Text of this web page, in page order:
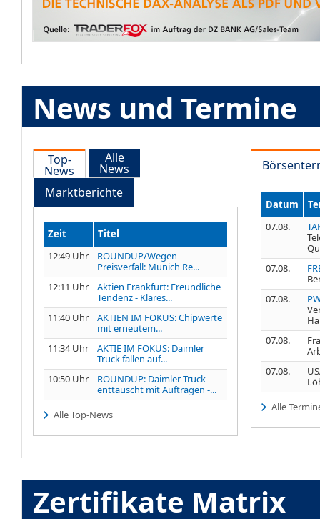
News und Termine
Top-
News
Alle
News
Marktberichte
Zeit
Titel
12:49 Uhr
ROUNDUP/Wegen
Preisverfall: Munich Re...
12:11 Uhr
Aktien Frankfurt: Freundliche
Tendenz - Klares...
11:40 Uhr
AKTIEN IM FOKUS: Chipwerte
mit erneutem...
11:34 Uhr
AKTIE IM FOKUS: Daimler
Truck fallen auf...
10:50 Uhr
ROUNDUP: Daimler Truck
enttäuscht mit Aufträgen -...
Alle Top-News
Datum
07.08.
07.08.
07.08.
07.08.
07.08.
Alle
Zertifikate Matrix